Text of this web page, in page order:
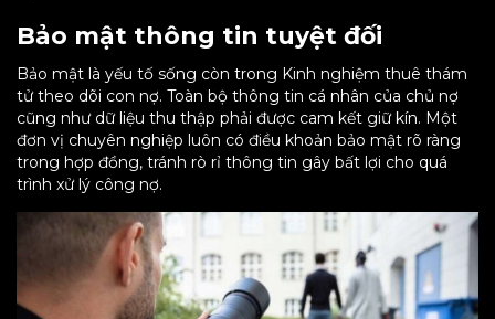
Bảo mật thông tin tuyệt đối
Bảo mật là yếu tố sống còn trong Kinh nghiệm thuê thám
tử theo dõi con nợ. Toàn bộ thông tin cá nhân của chủ nợ
cũng như dữ liệu thu thập phải được cam kết giữ kín. Một
đơn vị chuyên nghiệp luôn có điều khoản bảo mật rõ ràng
trong hợp đồng, tránh rò rỉ thông tin gây bất lợi cho quá
trình xử lý công nợ.